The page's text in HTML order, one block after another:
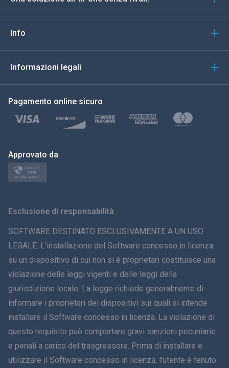
Türkçe
Polski
日本
ภาษาไทย
Dansk
हिंदी
עברית
Info
Informazioni legali
Pagamento online sicuro
Approvato da
Esclusione di responsabilità
SOFTWARE DESTINATO ESCLUSIVAMENTE A UN USO
LEGALE. L'installazione del Software concesso in licenza
su un dispositivo di cui non si è proprietari costituisce una
violazione delle leggi vigenti e delle leggi della
giurisdizione locale. La legge richiede generalmente di
informare i proprietari dei dispositivi sui quali si intende
installare il Software concesso in licenza. La violazione di
questo requisito può comportare gravi sanzioni pecuniarie
e penali a carico del trasgressore. Prima di installare e
utilizzare il Software concesso in licenza, l'utente è tenuto